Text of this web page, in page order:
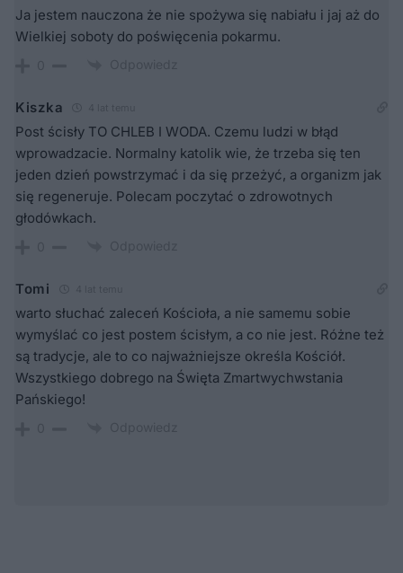
Ja jestem nauczona że nie spożywa się nabiału i jaj aż do
Wielkiej soboty do poświęcenia pokarmu.
Kiszka
Post ścisły TO CHLEB I WODA. Czemu ludzi w błąd
wprowadzacie. Normalny katolik wie, że trzeba się ten
jeden dzień powstrzymać i da się przeżyć, a organizm jak
się regeneruje. Polecam poczytać o zdrowotnych
głodówkach.
Tomi
warto słuchać zaleceń Kościoła, a nie samemu sobie
wymyślać co jest postem ścisłym, a co nie jest. Różne też
są tradycje, ale to co najważniejsze określa Kościół.
Wszystkiego dobrego na Święta Zmartwychwstania
Pańskiego!